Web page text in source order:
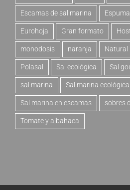
Escamas de sal marina
Eurohoja Gran formato
monodosis naranja Natural
Polasal Sal ecológica Sal
sal marina Sal marina ecológica
Sal marina en escamas sobres
Tomate y albahaca